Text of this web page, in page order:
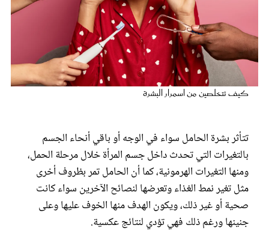
كيف تتخلصين من اسمرار البشرة
تتأثر بشرة الحامل سواء في الوجه أو باقي أنحاء الجسم
بالتغيرات التي تحدث داخل جسم المرأة خلال مرحلة الحمل،
ومنها التغيرات الهرمونية، كما أن الحامل تمر بظروف أخرى
مثل تغير نمط الغذاء وتعرضها لنصائح الآخرين سواء كانت
صحية أو غير ذلك، ويكون الهدف منها الخوف عليها وعلى
جنينها ورغم ذلك فهي تؤدي لنتائج عكسية.
عروس سيدتي
مجلة سيدتي
غلاف رفمي